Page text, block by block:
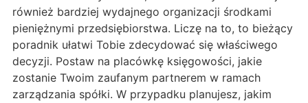
również bardziej wydajnego organizacji środkami
pieniężnymi przedsiębiorstwa. Liczę na to, to bieżący
poradnik ułatwi Tobie zdecydować się właściwego
decyzji. Postaw na placówkę księgowości, jakie
zostanie Twoim zaufanym partnerem w ramach
zarządzania spółki. W przypadku planujesz, jakim